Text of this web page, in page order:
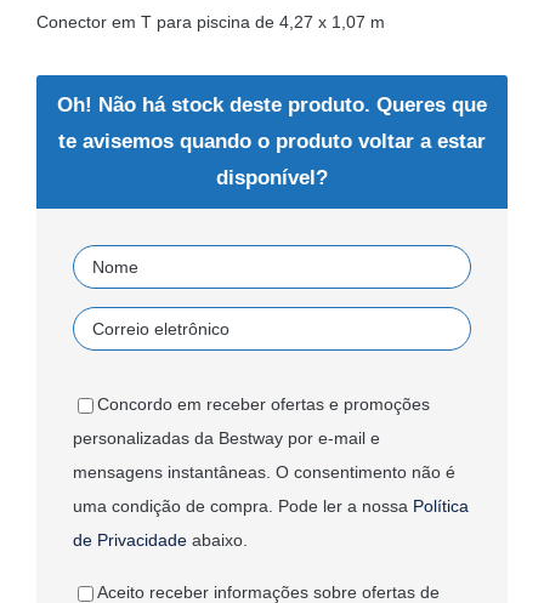
Conector em T para piscina de 4,27 x 1,07 m
Oh! Não há stock deste produto. Queres que
te avisemos quando o produto voltar a estar
disponível?
Concordo em receber ofertas e promoções
personalizadas da Bestway por e-mail e
mensagens instantâneas. O consentimento não é
uma condição de compra. Pode ler a nossa Política
de Privacidadeabaixo.
Aceito receber informações sobre ofertas de